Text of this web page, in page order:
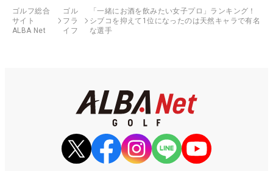
ゴルフ総合
サイト
ALBA Net
ゴル
フラ
イフ
「一緒にお酒を飲みたい女子プロ」ランキング！
シブコを抑えて1位になったのは天然キャラで有名
な選手